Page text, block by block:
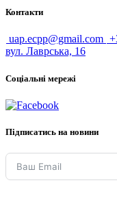
Контакти
uap.ecpp@gmail.com
вул. Лаврська, 16
Соціальні мережі
Підписатись на новини